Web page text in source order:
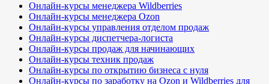
Онлайн-курсы менеджера Wildberries
Онлайн-курсы менеджера Ozon
Онлайн-курсы управления отделом продаж
Онлайн-курсы диспетчера-логиста
Онлайн-курсы продаж для начинающих
Онлайн-курсы техник продаж
Онлайн-курсы по открытию бизнеса с нуля
Онлайн-курсы по заработку на Ozon и Wildberries для